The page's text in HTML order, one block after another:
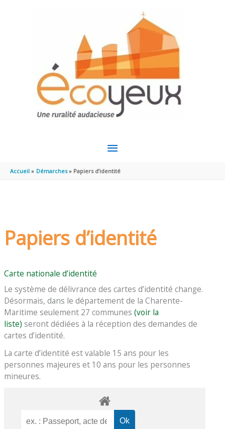
MENU
PRINCIPAL
Accueil Démarches Papiers d’identité
Papiers d’identité
Carte nationale d’identité
Le système de délivrance des cartes d’identité change.
Désormais, dans le département de la Charente-
Maritime seulement 27 communes(voir la
liste) seront dédiées à la réception des demandes de
cartes d’identité.
La carte d’identité est valable 15 ans pour les
personnes majeures et 10 ans pour les personnes
mineures.